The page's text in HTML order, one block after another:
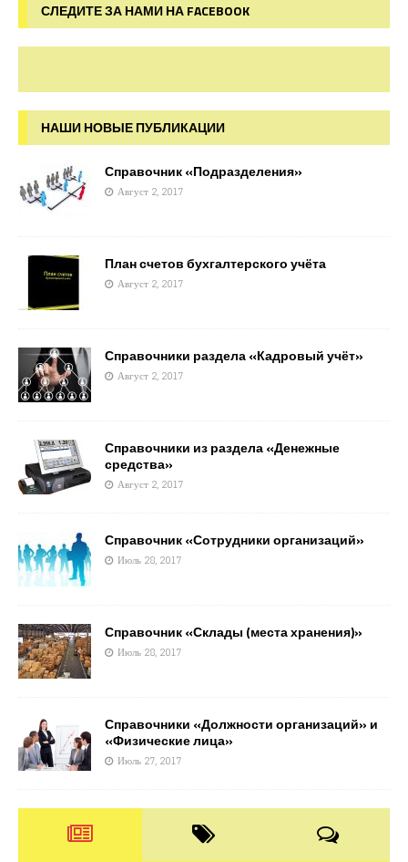
СЛЕДИТЕ ЗА НАМИ НА FACEBOOK
НАШИ НОВЫЕ ПУБЛИКАЦИИ
Справочник «Подразделения»
Август 2, 2017
План счетов бухгалтерского учёта
Август 2, 2017
Справочники раздела «Кадровый учёт»
Август 2, 2017
Справочники из раздела «Денежные
средства»
Август 2, 2017
Справочник «Сотрудники организаций»
Июль 28, 2017
Справочник «Склады (места хранения)»
Июль 28, 2017
Справочники «Должности организаций» и
«Физические лица»
Июль 27, 2017